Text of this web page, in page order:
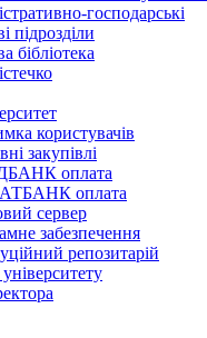
господарські
підрозділи
бібліотека
користувачів
закупівлі
оплата
оплата
сервер
забезпечення
репозитарій